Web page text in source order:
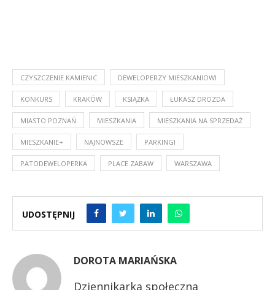
CZYSZCZENIE KAMIENIC DEWELOPERZY MIESZKANIOWI
KONKURS KRAKÓW KSIĄŻKA ŁUKASZ DROZDA
MIASTO POZNAŃ MIESZKANIA MIESZKANIA NA SPRZEDAŻ
MIESZKANIE+ NAJNOWSZE PARKINGI
PATODEWELOPERKA PLACE ZABAW WARSZAWA
UDOSTĘPNIJ
DOROTA MARIAŃSKA
Dziennikarka społeczna